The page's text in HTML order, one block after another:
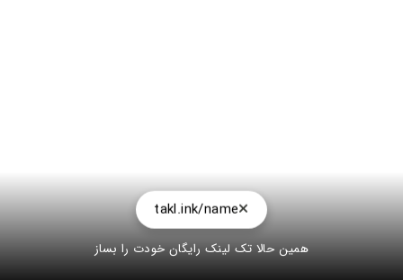
takl.ink/name
همین حالا تک لینک رایگان خودت را بساز